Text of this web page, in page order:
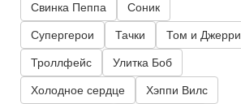
Свинка Пеппа Соник
Супергерои Тачки Том и Джерри
Троллфейс Улитка Боб
Холодное сердце Хэппи Вилс